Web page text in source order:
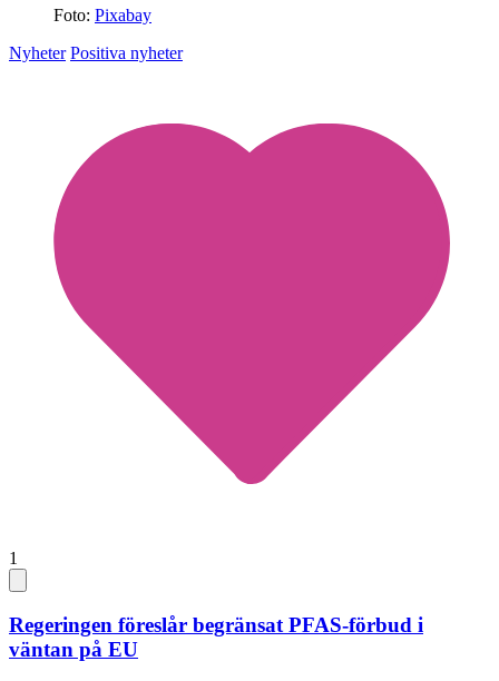
Foto: Pixabay
Nyheter Positiva nyheter
1
Regeringen föreslår begränsat PFAS-förbud i
väntan på EU